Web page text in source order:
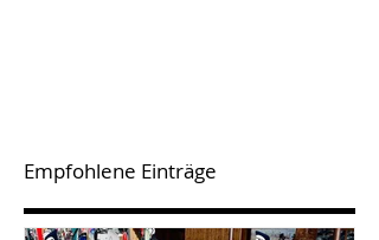
Empfohlene Einträge